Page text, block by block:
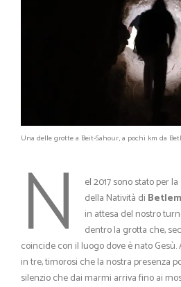
Una delle grotte a Beit-Sahour, a pochi km da
N el 2017 sono stato per
della Natività di
in attesa del nostro
dentro la grotta che,
coincide con il luogo dove è nato
in tre, timorosi che la nostra presenza
silenzio che dai marmi arriva fino ai